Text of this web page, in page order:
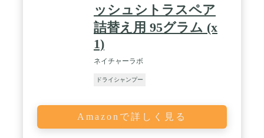
ッシュシトラスペア
詰替え用 95グラム (x
1)
ネイチャーラボ
ドライシャンプー
Amazonで詳しく見る